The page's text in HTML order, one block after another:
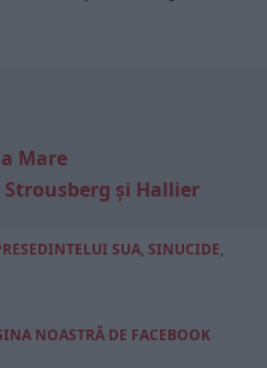
Mare
și Hallier
SUA, SINUCIDE,
NOASTRĂ DE FACEBOOK